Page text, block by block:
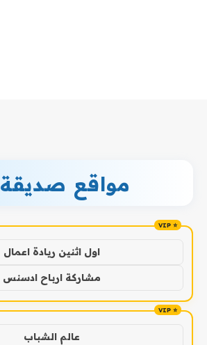
مواقع صديقة
اول اثنين ريادة اعمال
مشاركة ارباح ادسنس
عالم الشباب